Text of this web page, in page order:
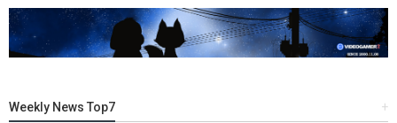
+
Weekly News Top7